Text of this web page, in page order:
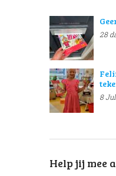
28
8
Help jij mee